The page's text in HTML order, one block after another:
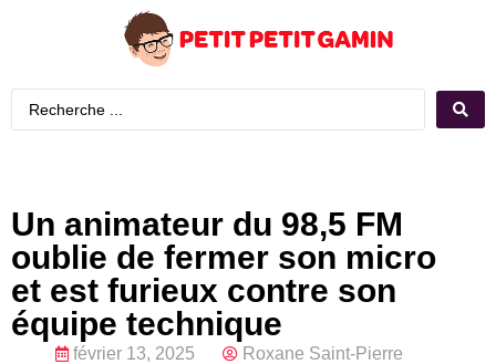
Un animateur du 98,5 FM
oublie de fermer son micro
et est furieux contre son
équipe technique
février 13, 2025
Roxane Saint-Pierre